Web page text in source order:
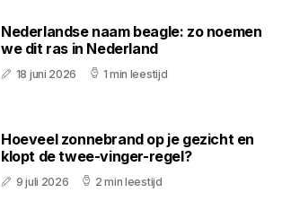
Nederlandse naam beagle: zo noemen
we dit ras in Nederland
18 juni 2026 1 min leestijd
Hoeveel zonnebrand op je gezicht en
klopt de twee-vinger-regel?
9 juli 2026 2 min leestijd